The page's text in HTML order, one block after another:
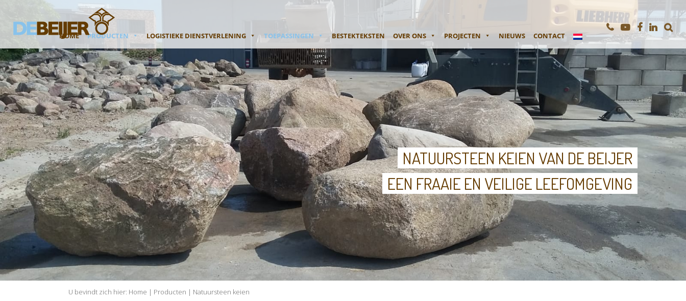
HOME PRODUCTEN LOGISTIEKE DIENSTVERLENING TOEPASSINGEN BESTEKTEKSTEN OVER ONS PROJECTEN NIEUWS CONTACT
NATUURSTEEN KEIEN VAN DE BEIJER
EEN FRAAIE EN VEILIGE LEEFOMGEVING
U bevindt zich hier: Home | Producten | Natuursteen keien